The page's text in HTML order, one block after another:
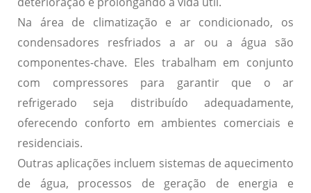
Na área de climatização e ar condicionado, os
condensadores resfriados a ar ou a água são
componentes-chave. Eles trabalham em conjunto
com compressores para garantir que o ar
refrigerado seja distribuído adequadamente,
oferecendo conforto em ambientes comerciais e
residenciais.
Outras aplicações incluem sistemas de aquecimento
de água, processos de geração de energia e